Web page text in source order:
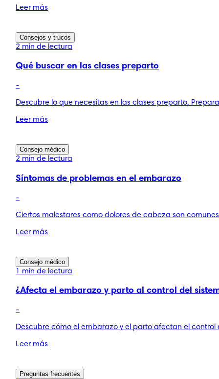
Leer más
Consejos y trucos
2 min de lectura
Qué buscar en las clases preparto
-
Descubre lo que necesitas en las clases preparto.
Leer más
Consejo médico
2 min de lectura
Síntomas de problemas en el embarazo
-
Ciertos malestares como dolores de cabeza son
Leer más
Consejo médico
1 min de lectura
¿Afecta el embarazo y parto al control del
-
Descubre cómo el embarazo y el parto afectan el
Leer más
Preguntas frecuentes